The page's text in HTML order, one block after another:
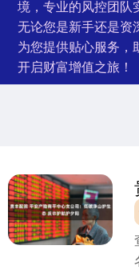
境，专业的风控团队
无论您是新手还是资
为您提供贴心服务，
开启财富增值之旅！